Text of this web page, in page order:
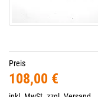
Preis
108,00 €